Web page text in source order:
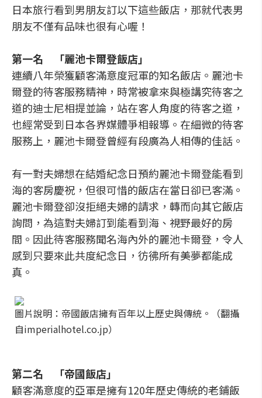
日本旅行看到男朋友訂以下這些飯店，那就代表男
朋友不僅有品味也很有心喔！
第一名 「麗池卡爾登飯店」
連續八年榮獲顧客滿意度冠軍的知名飯店。麗池卡
爾登的待客服務精神，時常被拿來與極講究待客之
道的迪士尼相提並論，站在客人角度的待客之道，
也經常受到日本各界媒體爭相報導。在細微的待客
服務上，麗池卡爾登曾經有段廣為人相傳的佳話。
有一對夫婦想在結婚紀念日預約麗池卡爾登能看到
海的客房慶祝，但很可惜的飯店在當日卻已客滿。
麗池卡爾登卻沒拒絕夫婦的請求，轉而向其它飯店
詢問，為這對夫婦訂到能看到海、視野最好的房
間。因此待客服務聞名海內外的麗池卡爾登，令人
感到只要來此共度紀念日，彷彿所有美夢都能成
真。
圖片說明：帝國飯店擁有百年以上歷史與傳統。（翻攝
自imperialhotel.co.jp）
第二名 「帝國飯店」
顧客滿意度的亞軍是擁有120年歷史傳統的老鋪飯